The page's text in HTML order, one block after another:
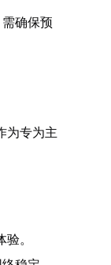
确保预
为专为主
。